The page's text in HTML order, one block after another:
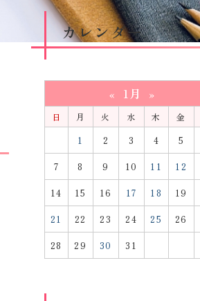
カレンダー
« 1月 »
日 月 火 水 木 金
1
2 3 4 5
7 8 9 10 11 12
14 15 16 17 18 19
21 22 23 24 25 26
28 29 30 31